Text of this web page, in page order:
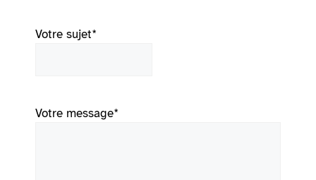
Votre sujet*
Votre message*